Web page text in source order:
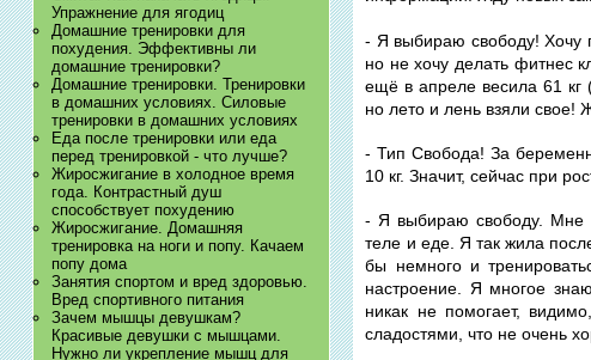
Упражнение для ягодиц
Домашние тренировки для
похудения. Эффективны ли
домашние тренировки?
Домашние тренировки. Тренировки
в домашних условиях. Силовые
тренировки в домашних условиях
Еда после тренировки или еда
перед тренировкой - что лучше?
Жиросжигание в холодное время
года. Контрастный душ
способствует похудению
Жиросжигание. Домашняя
тренировка на ноги и попу. Качаем
попу дома
Занятия спортом и вред здоровью.
Вред спортивного питания
Зачем мышцы девушкам?
Красивые девушки с мышцами.
Нужно ли укрепление мышц для
- Я выбираю свободу! Хочу
но не хочу делать фитнес
ещё в апреле весила 61 кг
но лето и лень взяли свое!
- Тип Свобода! За
10 кг. Значит, сейчас при
- Я выбираю свободу. Мне
теле и еде. Я так жила
бы немного и
настроение. Я многое
никак не помогает,
сладостями, что не очень